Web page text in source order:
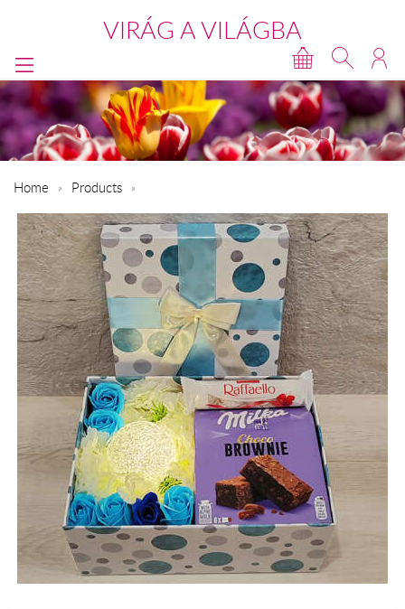
VIRÁG A VILÁGBA
Home Products